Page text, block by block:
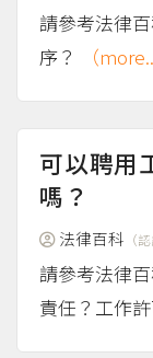
請參考法律
序？
（
可以聘用
嗎？
法律百科 （
請參考法律
責任？工作